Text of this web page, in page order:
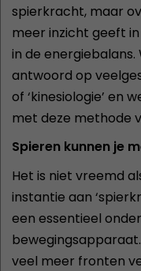
spierkracht, maar
meer inzicht geeft
in de
antwoord op
of ‘kinesiologie’ en
met deze methode
Spieren kunnen je
Het is niet vreemd
instantie aan
een essentieel
veel meer fronten